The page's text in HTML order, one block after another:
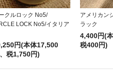
クルロック No5/
LOCK No5/イタリア
円(本体17,500
税1,750円)
アメリカ
ラック
4,400円(
税400円)